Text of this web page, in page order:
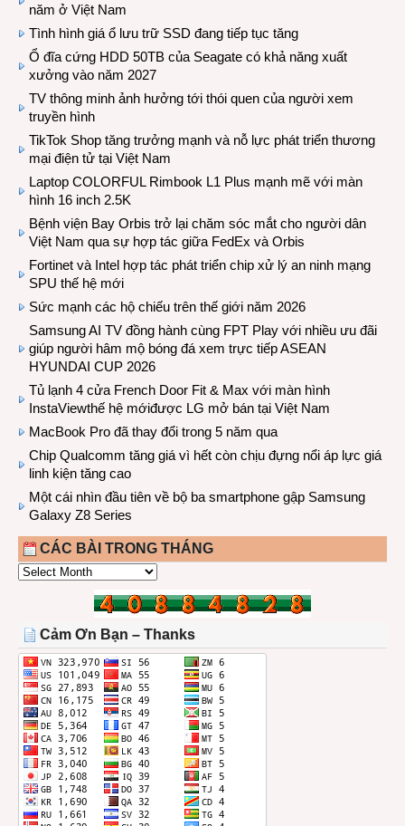
năm ở Việt Nam
Tình hình giá ổ lưu trữ SSD đang tiếp tục tăng
Ổ đĩa cứng HDD 50TB của Seagate có khả năng xuất
xưởng vào năm 2027
TV thông minh ảnh hưởng tới thói quen của người xem
truyền hình
TikTok Shop tăng trưởng mạnh và nỗ lực phát triển thương
mại điện tử tại Việt Nam
Laptop COLORFUL Rimbook L1 Plus mạnh mẽ với màn
hình 16 inch 2.5K
Bệnh viện Bay Orbis trở lại chăm sóc mắt cho người dân
Việt Nam qua sự hợp tác giữa FedEx và Orbis
Fortinet và Intel hợp tác phát triển chip xử lý an ninh mạng
SPU thế hệ mới
Sức mạnh các hộ chiếu trên thế giới năm 2026
Samsung AI TV đồng hành cùng FPT Play với nhiều ưu đãi
giúp người hâm mộ bóng đá xem trực tiếp ASEAN
HYUNDAI CUP 2026
Tủ lạnh 4 cửa French Door Fit & Max với màn hình
InstaViewthế hệ mớiđược LG mở bán tại Việt Nam
MacBook Pro đã thay đổi trong 5 năm qua
Chip Qualcomm tăng giá vì hết còn chịu đựng nổi áp lực giá
linh kiện tăng cao
Một cái nhìn đầu tiên về bộ ba smartphone gập Samsung
Galaxy Z8 Series
CÁC BÀI TRONG THÁNG
CÁC
THÁNG
Cảm Ơn Bạn – Thanks